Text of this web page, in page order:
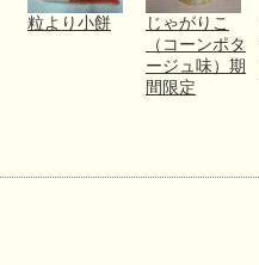
粒より小餅
じゃがりこ
（コーンポタ
ージュ味）期
間限定